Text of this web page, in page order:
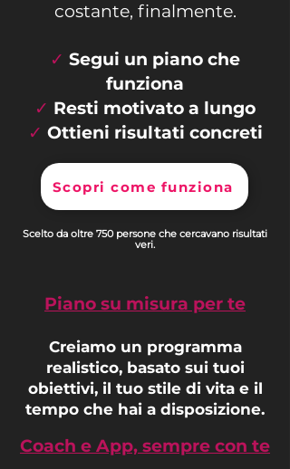
costante, finalmente.
✓ Segui un piano che
funziona
✓ Resti motivato a lungo
✓ Ottieni risultati concreti
Scopri come funziona
Scelto da oltre 750 persone che cercavano risultati
veri.
Piano su misura per te
Creiamo un programma
realistico, basato sui tuoi
obiettivi, il tuo stile di vita e il
tempo che hai a disposizione.
Coach e App, sempre con te